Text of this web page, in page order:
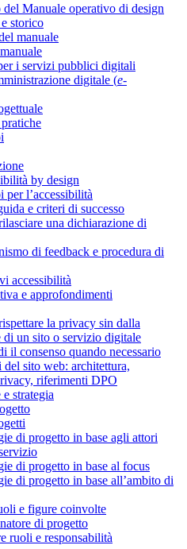
del Manuale operativo di design
storico
manuale
i servizi pubblici digitali
digitale (e-
by design
per l’accessibilità
e criteri di successo
una dichiarazione di
di feedback e procedura di
accessibilità
e approfondimenti
la privacy sin dalla
di un sito o servizio digitale
il consenso quando necessario
del sito web: architettura,
riferimenti DPO
strategia
di progetto in base agli attori
di progetto in base al focus
di progetto in base all’ambito di
e figure coinvolte
di progetto
ruoli e responsabilità